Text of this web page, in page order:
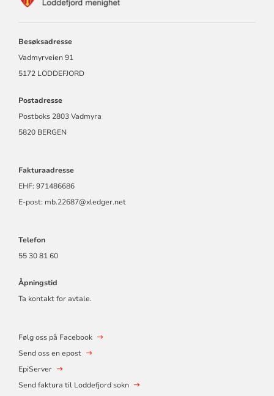
Besøksadresse
Vadmyrveien 91
5172 LODDEFJORD
Postadresse
Postboks 2803 Vadmyra
5820 BERGEN
Fakturaadresse
EHF: 971486686
E-post: mb.22687@xledger.net
Telefon
55 30 81 60
Åpningstid
Ta kontakt for avtale.
Følg oss på Facebook
Send oss en epost
EpiServer
Send faktura til Loddefjord sokn